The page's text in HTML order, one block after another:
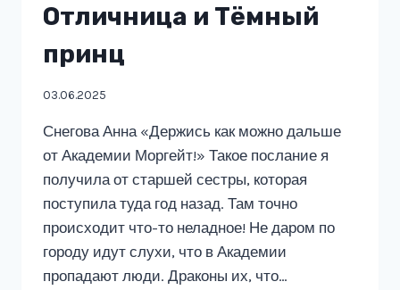
Отличница и Тёмный
принц
03.06.2025
Снегова Анна «Держись как можно дальше
от Академии Моргейт!» Такое послание я
получила от старшей сестры, которая
поступила туда год назад. Там точно
происходит что-то неладное! Не даром по
городу идут слухи, что в Академии
пропадают люди. Драконы их, что…